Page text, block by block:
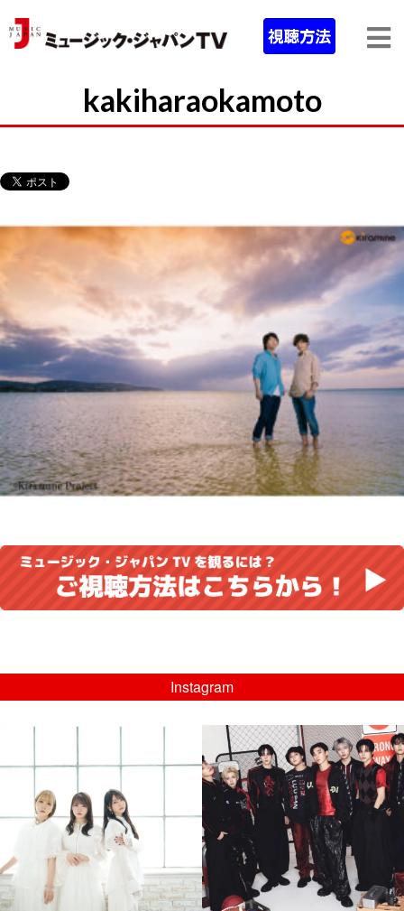
kakiharaokamoto
Instagram
...
8月 4
4 0
musicjapantv
💡08/05(水)23:00特番放送！
...
8月 4
4 0